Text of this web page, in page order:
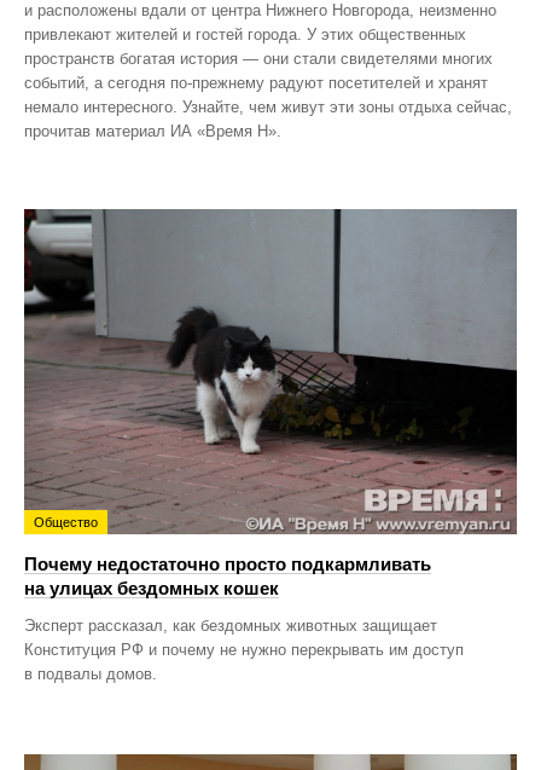
и расположены вдали от центра Нижнего Новгорода, неизменно
привлекают жителей и гостей города. У этих общественных
пространств богатая история — они стали свидетелями многих
событий, а сегодня по‑прежнему радуют посетителей и хранят
немало интересного. Узнайте, чем живут эти зоны отдыха сейчас,
прочитав материал ИА «Время Н».
Общество
Почему недостаточно просто подкармливать
на улицах бездомных кошек
Эксперт рассказал, как бездомных животных защищает
Конституция РФ и почему не нужно перекрывать им доступ
в подвалы домов.